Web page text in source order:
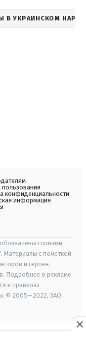
В УКРАИНСКОМ
пользования
конфиденциальности
информация
словами
Материалы с пометкой
и героев.
Подробнее о рекламе
в правилах
© 2005—2022, ЗАО